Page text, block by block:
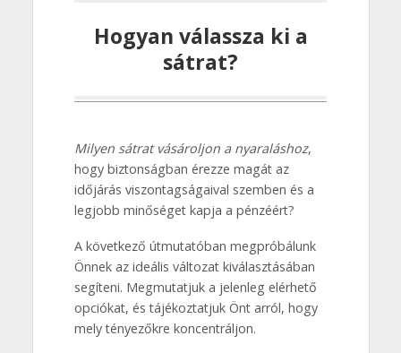
Hogyan válassza ki a
sátrat?
Milyen sátrat vásároljon a nyaraláshoz,
hogy biztonságban érezze magát az
időjárás viszontagságaival szemben és a
legjobb minőséget kapja a pénzéért?
A következő útmutatóban megpróbálunk
Önnek az ideális változat kiválasztásában
segíteni. Megmutatjuk a jelenleg elérhető
opciókat, és tájékoztatjuk Önt arról, hogy
mely tényezőkre koncentráljon.